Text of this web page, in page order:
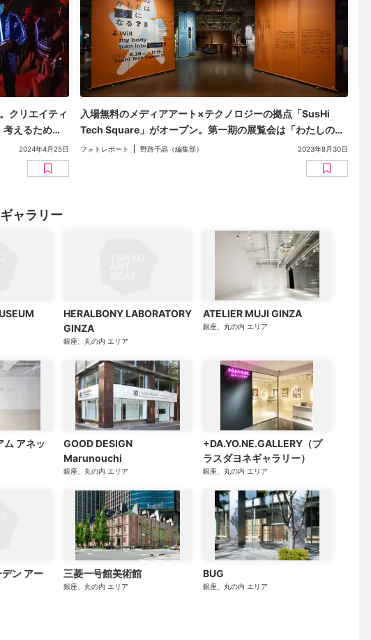
クリエイティ
えるための
2024年4月25日
入場無料のメディアアート×テクノロジーの拠点「SusHi
Tech Square」がオープン。第一期の展覧会は「わたしのか
らだは心になる？」展
フォトレポート 野路千晶（編集部） 2023年8月30日
ャラリー
HERALBONY LABORATORY
GINZA
銀座、丸の内 エリア
ATELIER MUJI GINZA
銀座、丸の内 エリア
ム アネッ
GOOD DESIGN
Marunouchi
銀座、丸の内 エリア
+DA.YO.NE.GALLERY（プ
ラスダヨネギャラリー）
銀座、丸の内 エリア
ン アー
三菱一号館美術館
銀座、丸の内 エリア
BUG
銀座、丸の内 エリア